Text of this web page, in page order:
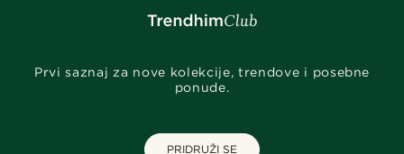
Prvi saznaj za nove kolekcije, trendove i posebne
ponude.
PRIDRUŽI SE